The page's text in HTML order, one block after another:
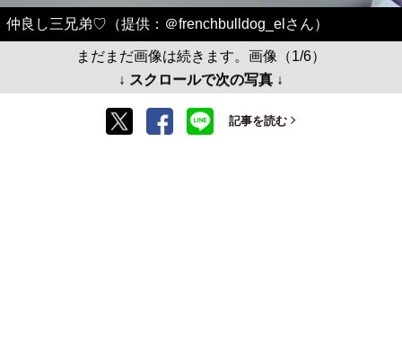
仲良し三兄弟♡（提供：＠frenchbulldog_elさん）
まだまだ画像は続きます。画像（1/6）
↓ スクロールで次の写真 ↓
記事を読む